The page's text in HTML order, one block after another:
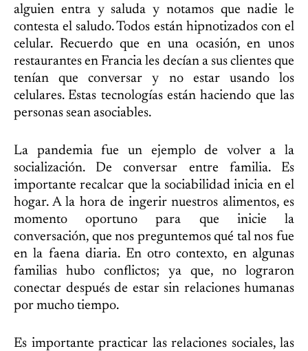
alguien entra y saluda y notamos que nadie le
contesta el saludo. Todos están hipnotizados con el
celular. Recuerdo que en una ocasión, en unos
restaurantes en Francia les decían a sus clientes que
tenían que conversar y no estar usando los
celulares. Estas tecnologías están haciendo que las
personas sean asociables.
La pandemia fue un ejemplo de volver a la
socialización. De conversar entre familia. Es
importante recalcar que la sociabilidad inicia en el
hogar. A la hora de ingerir nuestros alimentos, es
momento oportuno para que inicie la
conversación, que nos preguntemos qué tal nos fue
en la faena diaria. En otro contexto, en algunas
familias hubo conflictos; ya que, no lograron
conectar después de estar sin relaciones humanas
por mucho tiempo.
Es importante practicar las relaciones sociales, las